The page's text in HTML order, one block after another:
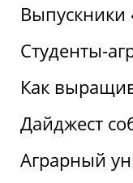
Студенты-
Как
Дайджест
Аграрный